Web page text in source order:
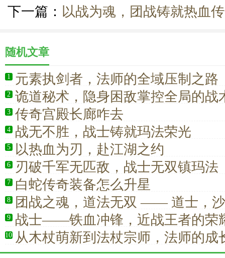
下一篇： 以战为魂，团战铸就热血
随机文章
1 元素执剑者，法师的全域压制之路
2 诡道秘术，隐身困敌掌控全局的战
3 传奇宫殿长廊咋去
4 战无不胜，战士铸就玛法荣光
5 以热血为刃，赴江湖之约
6 刃破千军无匹敌，战士无双镇玛法
7 白蛇传奇装备怎么升星
8
团战之魂，道法无双 —— 道士，
核心密码
9 战士——铁血冲锋，近战王者的荣
10 从木杖萌新到法杖宗师，法师的成